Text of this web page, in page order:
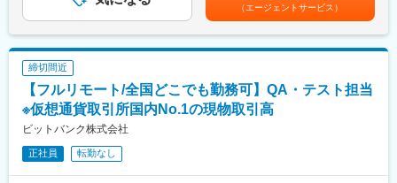
・年間休日120日
・夏季休暇5日※夏季休暇の消化率100％
・ハイブリットワークスタイル
※出社やリモートを混ぜて自由な働き方が設定可能
※今後についてもを継続予定
・プロジェクトにおけるゴールや解くべき問いを言語化し、旗を
めに、チームビルドする
・ユーザーやマーケットなどの多様な観点でリサーチを行い、本
質的なインサイトを発掘する
・クライアントとのアイディエーションを通して、革新的なコン
セプトを打ち立てる
・UIデザイナーとプロトタイプを制作し、ユーザー検証を繰り返
すことで確度を高める
して支給。※なお、40時間を超える時間外労働分についての割増
賃金は追加で支給します。■業績に応じた決算賞与賃金はあくまで
も目安の金額であり、選考を通じて上下する可能性があります。
月給(月額)は固定手当を含めた表記です。
（エージェントサービス）
締切間近
【フルリモート/全国どこでも勤務可】QA・テスト担当
※仮想通貨取引所国内No.1の現物取引高
ビットバンク株式会社
正社員 転勤なし